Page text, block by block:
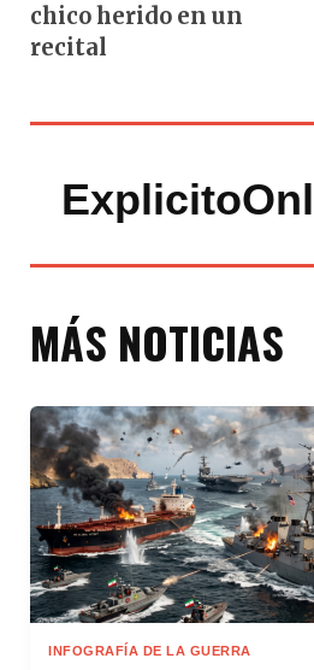
chico herido en un
recital
MÁS NOTICIAS
INFOGRAFÍA DE LA GUERRA